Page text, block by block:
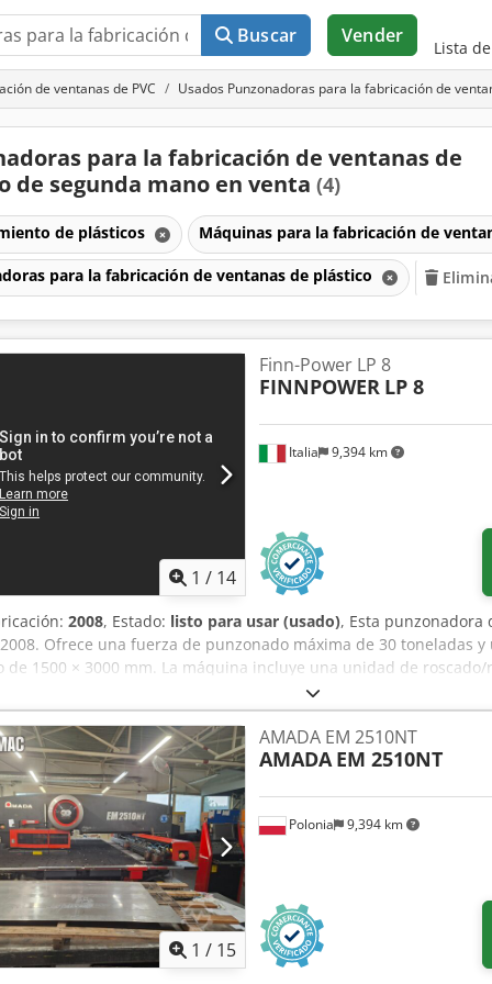
Buscar Vender
Lista
de ventanas de PVC Usados Punzonadoras para la fabricación de
para la fabricación de ventanas de
de segunda mano en venta (4)
de plásticos Máquinas para la fabricación de
para la fabricación de ventanas de plástico
1 / 14
Italia 9,394 km
Finn-Power LP 8
FINNPOWER LP 8
2008, Estado: listo para usar (usado), Esta punzonadora
Ofrece una fuerza de punzonado máxima de 30 toneladas
de 1500 × 3000 mm. La máquina incluye una unidad de
roscar de hasta M8 y una torreta de herramientas versátil.
punzonadora de torreta Finn-Power LP 8. Póngase en
• Fuerza máxima de punzonado: 30 toneladas • Tamaño
• Tamaño máximo de descarga de hojas: 1500 × 4000 mm
1500 × 3000 mm • Área de trabajo del láser 1500 ×
en torreta: hasta 6 machos, máx. M8 • Configuración de la
8/24 • 2 × Multiherramienta 8/16 • 5 estaciones de
de conformado • Compuertas de descarga: 2 para piezas
1 / 15
Polonia 9,394 km
AMADA EM 2510NT
AMADA EM 2510NT